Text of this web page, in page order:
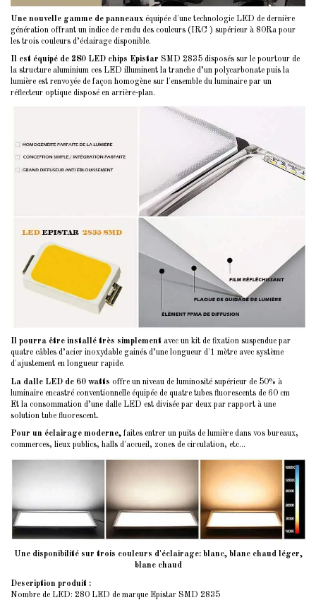
Une nouvelle gamme de panneaux équipée d'une technologie LED de dernière
génération offrant un indice de rendu des couleurs (IRC ) supérieur à 80Ra pour
les trois couleurs d’éclairage disponible.
Il est équipé de 280 LED chips Epistar SMD 2835 disposés sur le pourtour de
la structure aluminium ces LED illuminent la tranche d’un polycarbonate puis la
lumière est renvoyée de façon homogène sur l'ensemble du luminaire par un
réflecteur optique disposé en arrière-plan.
Il pourra être installé très simplement avec un kit de fixation suspendue par
quatre câbles d’acier inoxydable gainés d’une longueur d'1 mètre avec système
d'ajustement en longueur rapide.
La dalle LED de 60 watts offre un niveau de luminosité supérieur de 50% à
luminaire encastré conventionnelle équipée de quatre tubes fluorescents de 60 cm
Et la consommation d’une dalle LED est divisée par deux par rapport à une
solution tube fluorescent.
Pour un éclairage moderne, faites entrer un puits de lumière dans vos bureaux,
commerces, lieux publics, halls d'accueil, zones de circulation, etc...
Une disponibilité sur trois couleurs d'éclairage: blanc, blanc chaud léger,
blanc chaud
Description produit :
Nombre de LED: 280 LED de marque Epistar SMD 2835